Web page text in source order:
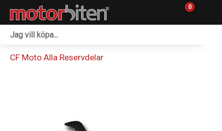
0
CF Moto Alla Reservdelar